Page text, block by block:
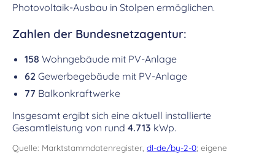
Photovoltaik-Ausbau in Stolpen ermöglichen.
Zahlen der Bundesnetzagentur:
158 Wohngebäude mit PV-Anlage
62 Gewerbegebäude mit PV-Anlage
77 Balkonkraftwerke
Insgesamt ergibt sich eine aktuell installierte
Gesamtleistung von rund 4.713 kWp.
Quelle: Marktstammdatenregister, dl-de/by-2-0; eigene